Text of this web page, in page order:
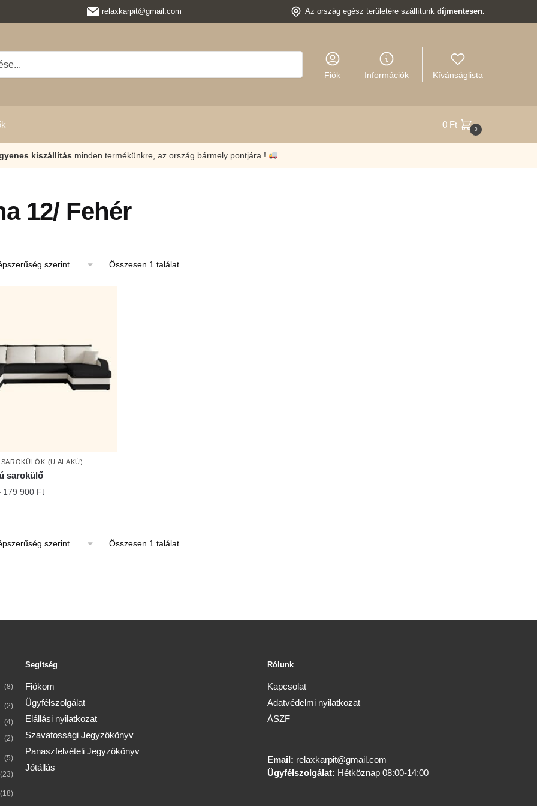
relaxkarpit@gmail.com Az ország egész területére szállítunk díjmentesen.
Fiók Információk Kívánságlista
0 Ft 0
kiszállítás minden termékünkre, az ország bármely pontjára !
12/ Fehér
Összesen 1 találat
SAROKÜLŐK (U ALAKÚ)
sarokülő
179 900 FtÁrtartomány:
179
Összesen 1 találat
(8)
(2)
(4)
(2)
(5)
(23)
(18)
Segítség
Fiókom
Ügyfélszolgálat
Elállási nyilatkozat
Szavatossági Jegyzőkönyv
Panaszfelvételi Jegyzőkönyv
Jótállás
Rólunk
Kapcsolat
Adatvédelmi nyilatkozat
ÁSZF
Email: relaxkarpit@gmail.com
Ügyfélszolgálat: Hétköznap 08:00-14:00